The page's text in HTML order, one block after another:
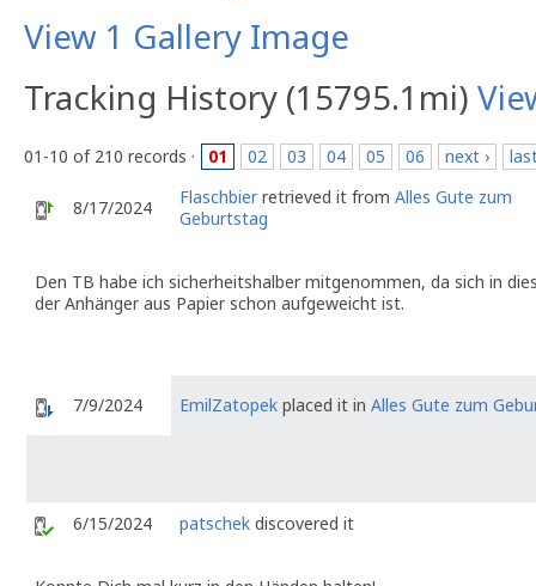
View 1 Gallery Image
Tracking History (15795.1mi)
01-10 of 210 records · 01 02 03 04 05 06 next ›
8/17/2024 Flaschbierretrieved it from Alles Gute zum
Geburtstag
Den TB habe ich sicherheitshalber mitgenommen, da sich in
der Anhänger aus Papier schon aufgeweicht ist.
7/9/2024 EmilZatopek placed it in Alles Gute zum
6/15/2024 patschek discovered it